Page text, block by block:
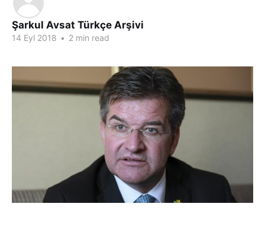
Şarkul Avsat Türkçe Arşivi
14 Eyl 2018 • 2 min read